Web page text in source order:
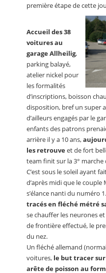
première étape de cette
Accueil des 38
voitures au
garage Allheilig,
parking balayé,
atelier nickel pour
les formalités
d’inscriptions, boisson
disposition, bref un super
d’ailleurs engagés par le
enfants des patrons
arrière il y a 10 ans,
les retrouveet de fort
team finit sur la 3°
C’est sous le soleil ayant
d’après midi que le couple
s’élance nanti du numéro 1.
tracés en fléché métré
se chauffer les neurones
de frontière effectué, le
du nez.
Un fléché allemand
voitures, le but tracer
arête de poisson au